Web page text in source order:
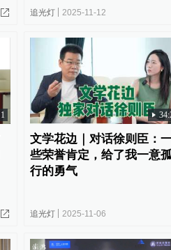
追光灯 2025-11-12
1
文学花边｜对话徐则臣：
些荣誉肯定，给了我一意
行的勇气
追光灯 2025-11-06